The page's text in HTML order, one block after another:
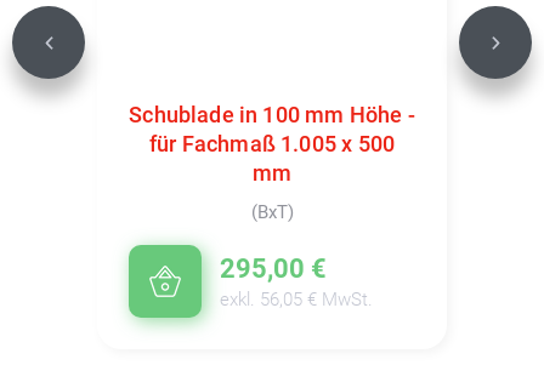
Schublade in 100 mm Höhe -
für Fachmaß 1.005 x 500
mm
(BxT)
295,00 €
exkl. 56,05 € MwSt.
Previous Next